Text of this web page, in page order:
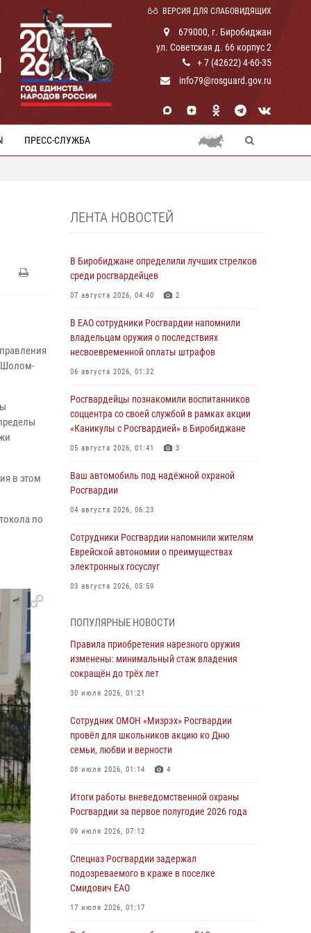
ВЕРСИЯ ДЛЯ СЛАБОВИДЯЩИХ
679000, г. Биробиджан
ул. Советская д. 66 корпус 2
+ 7 (42622) 4-60-35
info79@rosguard.gov.ru
ПРЕСС-СЛУЖБА
Шолом-
в этом
по
ЛЕНТА НОВОСТЕЙ
В Биробиджане определили лучших стрелков
среди росгвардейцев
07 августа 2026, 04:40 2
В ЕАО сотрудники Росгвардии напомнили
владельцам оружия о последствиях
несвоевременной оплаты штрафов
06 августа 2026, 01:32
Росгвардейцы познакомили воспитанников
соццентра со своей службой в рамках акции
«Каникулы с Росгвардией» в Биробиджане
05 августа 2026, 01:41 3
Ваш автомобиль под надёжной охраной
Росгвардии
04 августа 2026, 06:23
Сотрудники Росгвардии напомнили жителям
Еврейской автономии о преимуществах
электронных госуслуг
03 августа 2026, 05:59
армии Виктор Золотов поздравил
специалистов подразделений тыла с
профессиональным праздником
01 августа 2026, 10:23
национальной гвардии Российской
Федерации
01 августа 2026, 10:21
воинов, погибших в Первой мировой войне
1914-1918 годов
01 августа 2026, 10:19
Внесены изменения в правила проведения
контрольного отстрела гражданского оружия
31 июля 2026, 01:48
ПОПУЛЯРНЫЕ НОВОСТИ
Правила приобретения нарезного оружия
изменены: минимальный стаж владения
сокращён до трёх лет
30 июля 2026, 01:21
Сотрудник ОМОН «Мизрэх» Росгвардии
провёл для школьников акцию ко Дню
семьи, любви и верности
08 июля 2026, 01:14 4
Итоги работы вневедомственной охраны
Росгвардии за первое полугодие 2026 года
09 июля 2026, 07:12
Спецназ Росгвардии задержал
подозреваемого в краже в поселке
Смидович ЕАО
17 июля 2026, 01:17